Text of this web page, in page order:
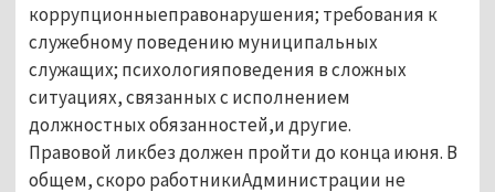
коррупционныеправонарушения; требования к
служебному поведению муниципальных
служащих; психологияповедения в сложных
ситуациях, связанных с исполнением
должностных обязанностей,и другие.
Правовой ликбез должен пройти до конца июня. В
общем, скоро работникиАдминистрации не